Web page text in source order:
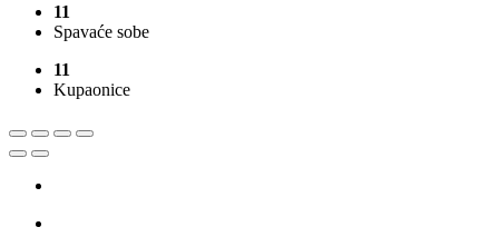
11
Spavaće sobe
11
Kupaonice